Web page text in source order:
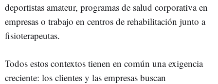
deportistas amateur, programas de salud corporativa en
empresas o trabajo en centros de rehabilitación junto a
fisioterapeutas.
Todos estos contextos tienen en común una exigencia
creciente: los clientes y las empresas buscan